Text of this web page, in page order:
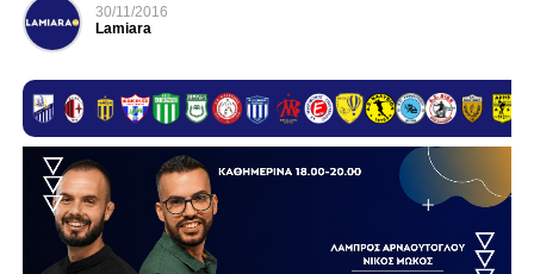
30/11/2016
Lamiara